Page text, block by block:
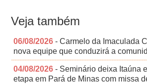
Veja também
06/08/2026 - Carmelo da Imaculada
nova equipe que conduzirá a
04/08/2026 - Seminário deixa Itaúna
etapa em Pará de Minas com missa